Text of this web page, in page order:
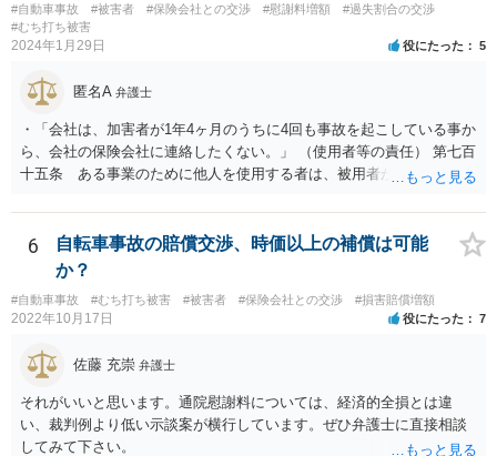
#自動車事故 #被害者 #保険会社との交渉 #慰謝料増額
#過失割合の交渉
#むち打ち被害
2024年1月29日 役にたった 5
匿名A 弁護士
・「会社は、加害者が1年4ヶ月のうちに4回も事故を起こしている事か
ら、会社の保険会社に連絡したくない。」 （使用者等の責任） 第七百
十五条 ある事業のために他人を使用する者は、被用者がその事業の
用者が被用者の選任及びその事業の監督について相当の注意をしたと
き、又は相当の注意をしても損害が生ずべきであったときは、この限
りでない。 会社側の言い分に付き合わず、会社側への請求をお考えな
さったほうがよろしいかもしれません。加害ドライバーの任意保険が
本件に使えるか、使おうとするかが定かではありませんので。「1年4
ヶ月のうちに4回も事故」の事実は、会社から加害ドライバーへの責任
転嫁のような発言ですが、上記ただし書との関連で言えば、会社側が
「相当の注意」をしていなかった証左でしょう。 今後の対応ですが、
事故証明書を速やかに取得すべきです。 病院で治療を受ける際、第三
者行為による傷病届を出す必要があります。 最終的にどこまで認めら
れるかという問題はありますが、事故後に事故に関連した支出に関し
6
自転車事故の賠償交渉、時価以上の補償は可能
か？
#自動車事故 #むち打ち被害 #被害者 #保険会社との交渉 #損害賠償増額
2022年10月17日 役にたった 7
佐藤 充崇 弁護士
それがいいと思います。通院慰謝料については、経済的全損とは違
い、裁判例より低い示談案が横行しています。ぜひ弁護士に直接相談
してみて下さい。